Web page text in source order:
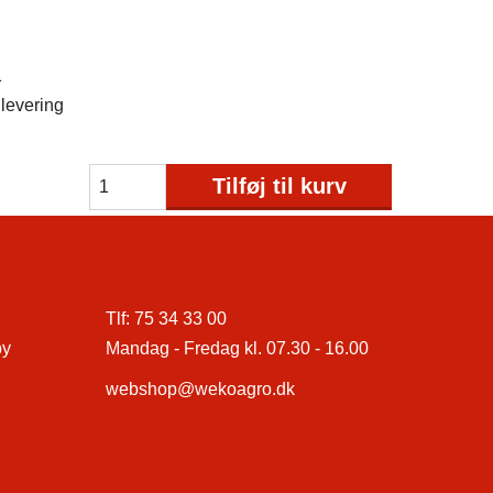
Tilføj til kurv
Tlf: 75 34 33 00
Mandag - Fredag kl. 07.30 - 16.00
webshop@wekoagro.dk